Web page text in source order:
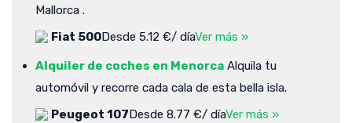
Mallorca .
Fiat 500Desde 5.12 €/ díaVer más »
Alquiler de coches en Menorca Alquila tu
automóvil y recorre cada cala de esta bella isla.
Peugeot 107Desde 8.77 €/ díaVer más »